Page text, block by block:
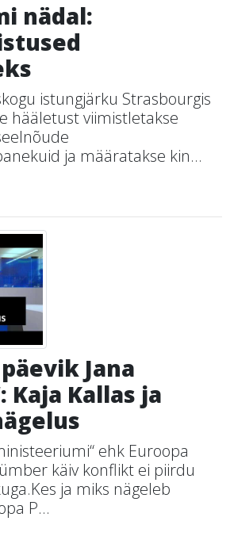
nädal:
istungjärku Strasbourgis
hääletust viimistletakse
ja määratakse kin...
Jana
Kaja Kallas ja
ehk Euroopa
käiv konflikt ei piirdu
ja miks nägeleb
P...